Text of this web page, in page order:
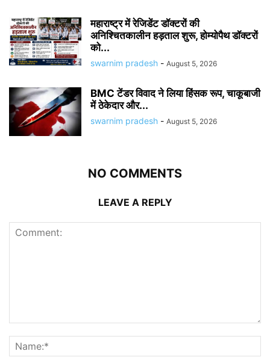
महाराष्ट्र में रेजिडेंट डॉक्टरों की
अनिश्चितकालीन हड़ताल शुरू, होम्योपैथ डॉक्टरों
को...
swarnim pradesh - August 5, 2026
BMC टेंडर विवाद ने लिया हिंसक रूप, चाकूबाजी
में ठेकेदार और...
swarnim pradesh - August 5, 2026
NO COMMENTS
LEAVE A REPLY